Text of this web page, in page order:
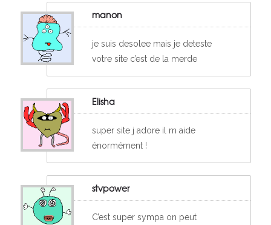
manon
je suis desolee mais je deteste
votre site c’est de la merde
Elisha
super site j adore il m aide
énormément !
stvpower
C’est super sympa on peut